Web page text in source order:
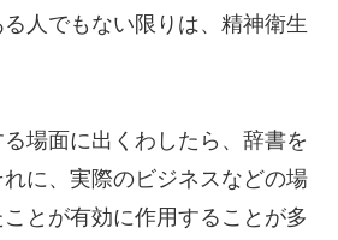
人でもない限りは、精神衛生
場面に出くわしたら、辞書を
に、実際のビジネスなどの場
とが有効に作用することが多